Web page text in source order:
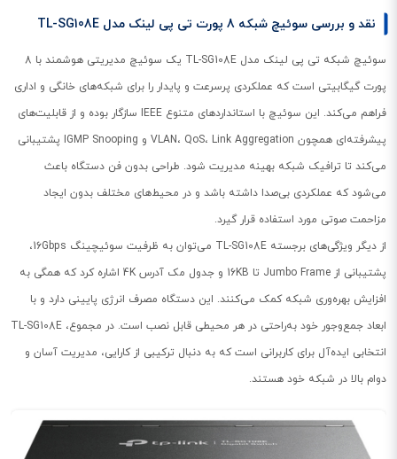
نقد و بررسی سوئیچ شبکه 8 پورت تی پی لینک مدل TL-SG108E
سوئیچ شبکه تی پی لینک مدل TL-SG108E یک سوئیچ مدیریتی هوشمند با 8
پورت گیگابیتی است که عملکردی پرسرعت و پایدار را برای شبکه‌های خانگی و اداری
فراهم می‌کند. این سوئیچ با استانداردهای متنوع IEEE سازگار بوده و از قابلیت‌های
پیشرفته‌ای همچون VLAN، QoS، Link Aggregation و IGMP Snooping پشتیبانی
می‌کند تا ترافیک شبکه بهینه مدیریت شود. طراحی بدون فن دستگاه باعث
می‌شود که عملکردی بی‌صدا داشته باشد و در محیط‌های مختلف بدون ایجاد
مزاحمت صوتی مورد استفاده قرار گیرد.
از دیگر ویژگی‌های برجسته TL-SG108E می‌توان به ظرفیت سوئیچینگ 16Gbps،
پشتیبانی از Jumbo Frame تا 16KB و جدول مک آدرس 4K اشاره کرد که همگی به
افزایش بهره‌وری شبکه کمک می‌کنند. این دستگاه مصرف انرژی پایینی دارد و با
ابعاد جمع‌وجور خود به‌راحتی در هر محیطی قابل نصب است. در مجموع، TL-SG108E
انتخابی ایده‌آل برای کاربرانی است که به دنبال ترکیبی از کارایی، مدیریت آسان و
دوام بالا در شبکه خود هستند.